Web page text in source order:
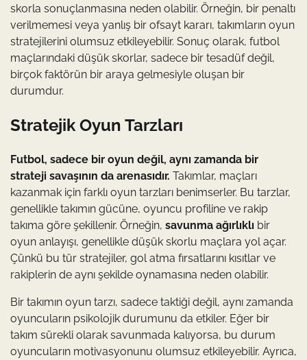
skorla sonuçlanmasına neden olabilir. Örneğin, bir penaltı
verilmemesi veya yanlış bir ofsayt kararı, takımların oyun
stratejilerini olumsuz etkileyebilir. Sonuç olarak, futbol
maçlarındaki düşük skorlar, sadece bir tesadüf değil,
birçok faktörün bir araya gelmesiyle oluşan bir
durumdur.
Stratejik Oyun Tarzları
Futbol, sadece bir oyun değil, aynı zamanda bir
strateji savaşının da arenasıdır. Takımlar, maçları
kazanmak için farklı oyun tarzları benimserler. Bu tarzlar,
genellikle takımın gücüne, oyuncu profiline ve rakip
takıma göre şekillenir. Örneğin, savunma ağırlıklı bir
oyun anlayışı, genellikle düşük skorlu maçlara yol açar.
Çünkü bu tür stratejiler, gol atma fırsatlarını kısıtlar ve
rakiplerin de aynı şekilde oynamasına neden olabilir.
Bir takımın oyun tarzı, sadece taktiği değil, aynı zamanda
oyuncuların psikolojik durumunu da etkiler. Eğer bir
takım sürekli olarak savunmada kalıyorsa, bu durum
oyuncuların motivasyonunu olumsuz etkileyebilir. Ayrıca,